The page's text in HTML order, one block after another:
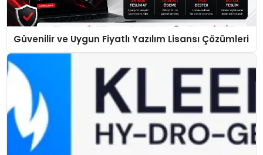
Güvenilir ve Uygun Fiyatlı Yazılım Lisansı Çözümleri